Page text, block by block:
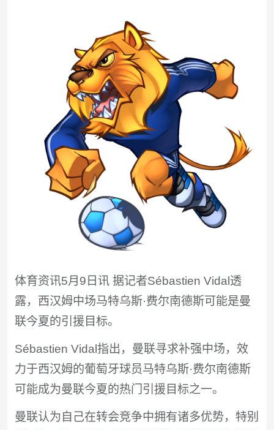
体育资讯5月9日讯 据记者Sébastien Vidal透
露，西汉姆中场马特乌斯·费尔南德斯可能是曼
联今夏的引援目标。
Sébastien Vidal指出，曼联寻求补强中场，效
力于西汉姆的葡萄牙球员马特乌斯·费尔南德斯
可能成为曼联今夏的热门引援目标之一。
曼联认为自己在转会竞争中拥有诸多优势，特别